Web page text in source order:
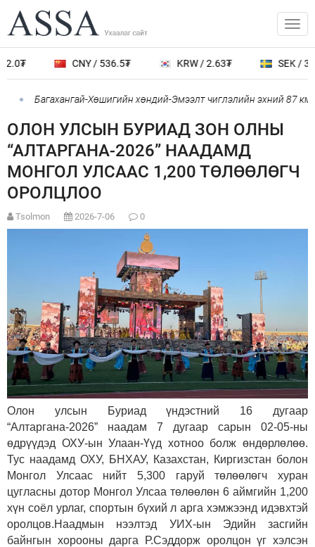
CNY / 536.5₮ KRW / 2.63₮ SEK /
Багахангай-Хөшигийн хөндий-Эмээлт чиглэлийн эхний 87 км-
ОЛОН УЛСЫН БУРИАД ЗОН ОЛНЫ
“АЛТАРГАНА-2026” НААДАМД
МОНГОЛ УЛСААС 1,200 ТӨЛӨӨЛӨГЧ
ОРОЛЦЛОО
Tsolmon 2026-7-06 0
Олон улсын Буриад үндэстний 16 дугаар
“Алтаргана-2026” наадам 7 дугаар сарын 02-05-ны
өдрүүдэд ОХУ-ын Улаан-Үүд хотноо болж өндөрлөлөө.
Тус наадамд ОХУ, БНХАУ, Казахстан, Киргизстан болон
Монгол Улсаас нийт 5,300 гаруй төлөөлөгч хуран
цугласны дотор Монгол Улсаа төлөөлөн 6 аймгийн 1,200
хүн соёл урлаг, спортын бүхий л арга хэмжээнд идэвхтэй
оролцов.Наадмын нээлтэд УИХ-ын Эдийн засгийн
байнгын хорооны дарга Р.Сэддорж оролцон үг хэлсэн